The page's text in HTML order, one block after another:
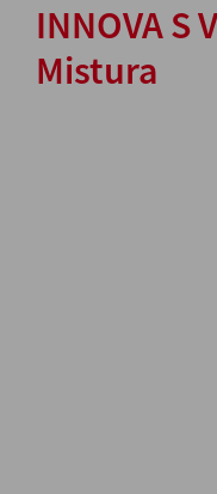
INNOVA S
Mistura